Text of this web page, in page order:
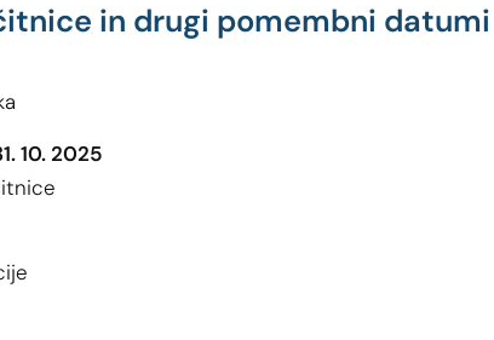
in drugi pomembni datumi
10. 2025